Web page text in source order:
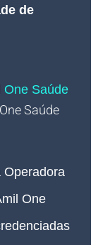
de
One Saúde
Saúde
Operadora
One